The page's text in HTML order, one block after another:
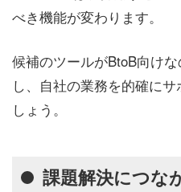
べき機能が変わります。
候補のツールがBtoB向け
し、自社の業務を的確に
しょう。
課題解決につな